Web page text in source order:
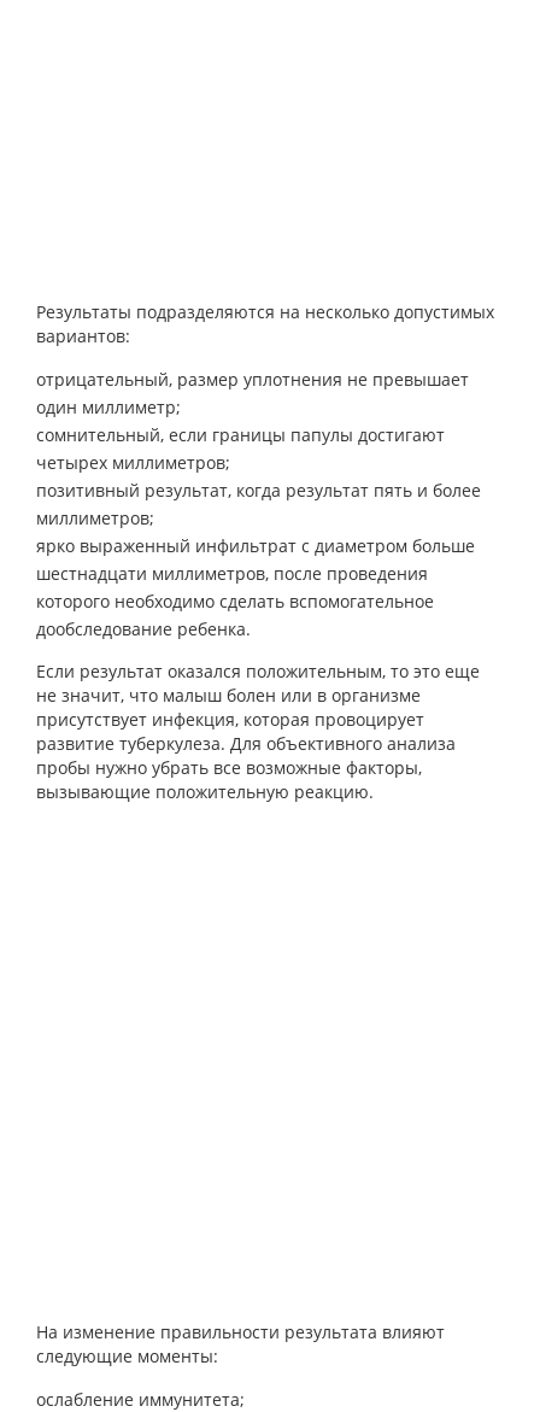
Результаты подразделяются на несколько допустимых
вариантов:
отрицательный, размер уплотнения не превышает
один миллиметр;
сомнительный, если границы папулы достигают
четырех миллиметров;
позитивный результат, когда результат пять и более
миллиметров;
ярко выраженный инфильтрат с диаметром больше
шестнадцати миллиметров, после проведения
которого необходимо сделать вспомогательное
дообследование ребенка.
Если результат оказался положительным, то это еще
не значит, что малыш болен или в организме
присутствует инфекция, которая провоцирует
развитие туберкулеза. Для объективного анализа
пробы нужно убрать все возможные факторы,
вызывающие положительную реакцию.
На изменение правильности результата влияют
следующие моменты:
ослабление иммунитета;